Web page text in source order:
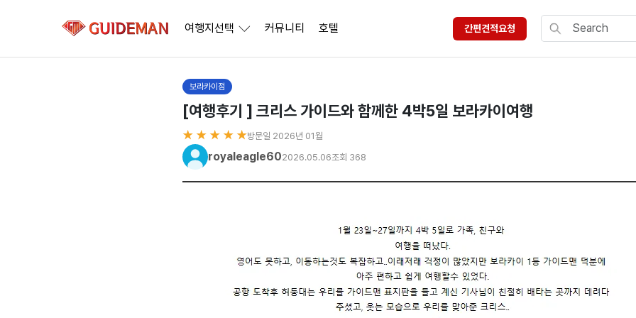
여행지선택 커뮤니티 호텔 간편견적요청
보라카이점
[여행후기 ] 크리스 가이드와 함께한 4박5일 보라카이여행
★ ★ ★ ★ ★방문일 2026년 01월
royaleagle602026.05.06조회 368